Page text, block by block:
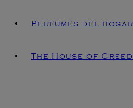
Perfumes del hogar
The House of Creed